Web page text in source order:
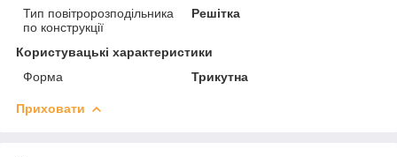
Тип повітророзподільника
по конструкції
Решітка
Користувацькi характеристики
Форма
Трикутна
Приховати